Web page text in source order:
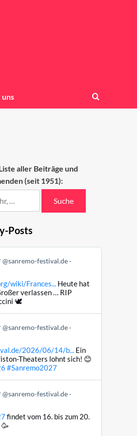
uns
aller Beiträge und
(seit 1951):
Suche
Posts
@sanremo-festival.de
wiki/Frances...Heute hat
verlassen … RIP
🕊️
@sanremo-festival.de
2026/06/14/b...Ein
Theaters lohnt sich! 😊
#Sanremo2027
@sanremo-festival.de
findet vom 16. bis zum 20.